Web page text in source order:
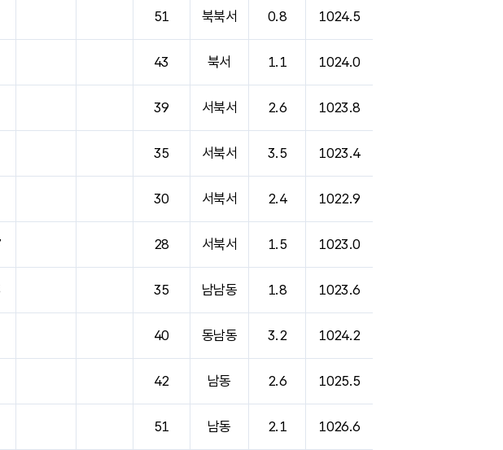
51 북북서 0.8 1024.5
43 북서 1.1 1024.0
39 서북서 2.6 1023.8
35 서북서 3.5 1023.4
30 서북서 2.4 1022.9
28 서북서 1.5 1023.0
35 남남동 1.8 1023.6
40 동남동 3.2 1024.2
42 남동 2.6 1025.5
51 남동 2.1 1026.6